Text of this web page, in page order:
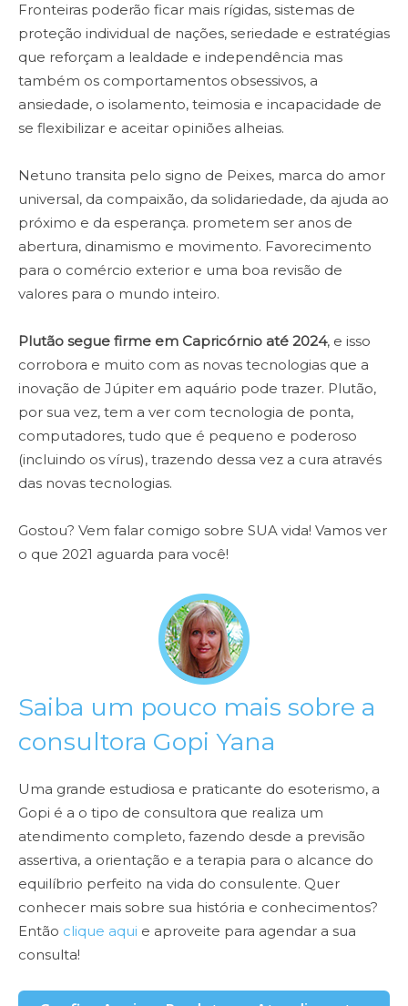
Fronteiras poderão ficar mais rígidas, sistemas de
proteção individual de nações, seriedade e estratégias
que reforçam a lealdade e independência mas
também os comportamentos obsessivos, a
ansiedade, o isolamento, teimosia e incapacidade de
se flexibilizar e aceitar opiniões alheias.
Netuno transita pelo signo de Peixes, marca do amor
universal, da compaixão, da solidariedade, da ajuda ao
próximo e da esperança. prometem ser anos de
abertura, dinamismo e movimento. Favorecimento
para o comércio exterior e uma boa revisão de
valores para o mundo inteiro.
Plutão segue firme em Capricórnio até 2024, e isso
corrobora e muito com as novas tecnologias que a
inovação de Júpiter em aquário pode trazer. Plutão,
por sua vez, tem a ver com tecnologia de ponta,
computadores, tudo que é pequeno e poderoso
(incluindo os vírus), trazendo dessa vez a cura através
das novas tecnologias.
Gostou? Vem falar comigo sobre SUA vida! Vamos ver
o que 2021 aguarda para você!
Saiba um pouco mais sobre a
consultora Gopi Yana
Uma grande estudiosa e praticante do esoterismo, a
Gopi é a o tipo de consultora que realiza um
atendimento completo, fazendo desde a previsão
assertiva, a orientação e a terapia para o alcance do
equilíbrio perfeito na vida do consulente. Quer
conhecer mais sobre sua história e conhecimentos?
Então clique aqui e aproveite para agendar a sua
consulta!